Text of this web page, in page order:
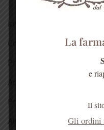
Confezioni regalo 🎁
Prodotti alla Rosa
Antichi rimedi naturali
Prodotti dell’alveare
Alimentari
La
e
Il
Gli ordini